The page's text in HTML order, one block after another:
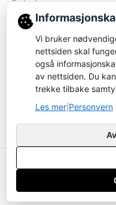
Forbruksvare
07345-Glasstape – stor
til Weco maskiner
Logg inn for å bestille
Les mer
Copyright
Vi bruker
nettsiden skal
også
av nettsiden. Du
trekke tilbake
Les mer Personvern